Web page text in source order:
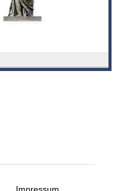
Impressum